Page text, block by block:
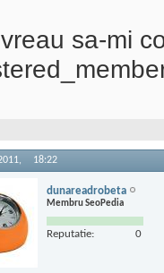
sa-mi
18:22
dunareadrobeta
Membru SeoPedia
Reputatie: 0